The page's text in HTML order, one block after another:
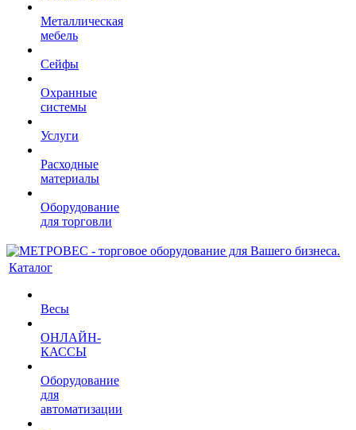
Металлическая
мебель
Сейфы
Охранные
системы
Услуги
Расходные
материалы
Оборудование
для торговли
Каталог
Весы
ОНЛАЙН-
КАССЫ
Оборудование
для
автоматизации